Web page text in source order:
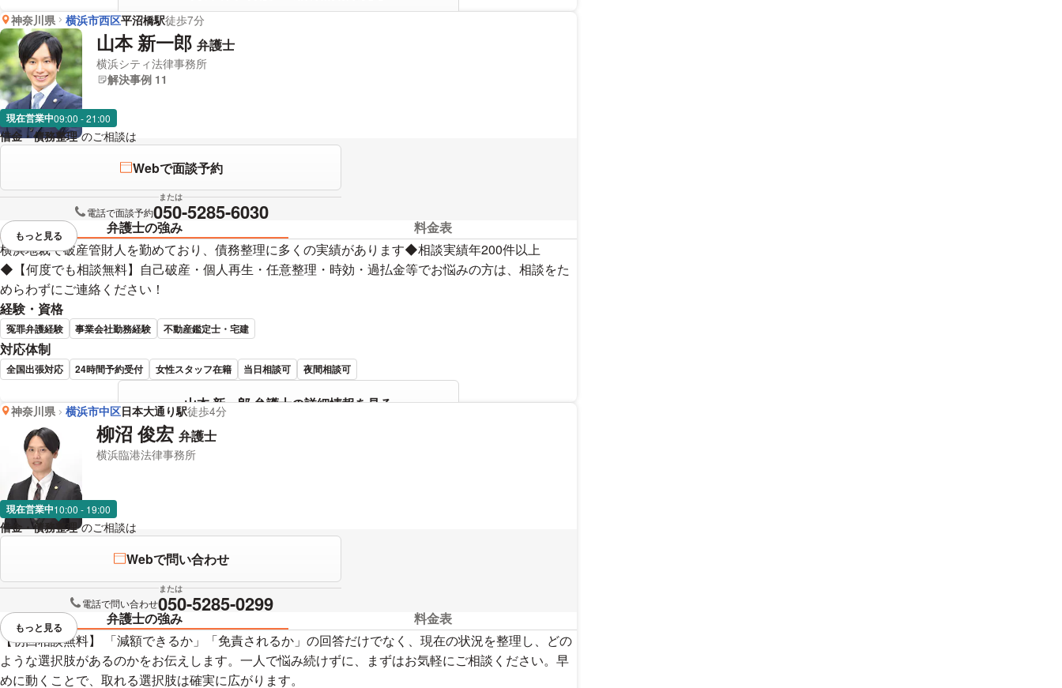
神奈川県 横浜市西区平沼橋駅徒歩7分
山本 新一郎 弁護士
横浜シティ法律事務所
解決事例 11
現在営業中09:00 - 21:00
借金・債務整理 のご相談は
Webで面談予約
または
電話で面談予約050-5285-6030
弁護士の強み
料金表
横浜地裁で破産管財人を勤めており、債務整理に多くの実績があります◆相談実績年200件以上
◆【何度でも相談無料】自己破産・個人再生・任意整理・時効・過払金等でお悩みの方は、相談をた
めらわずにご連絡ください！
経験・資格
冤罪弁護経験 事業会社勤務経験 不動産鑑定士・宅建
対応体制
全国出張対応 24時間予約受付 女性スタッフ在籍 当日相談可 夜間相談可
山本 新一郎 弁護士の詳細情報を見る
視覚的に省略されている要素を
もっと見る
神奈川県 横浜市中区日本大通り駅徒歩4分
柳沼 俊宏 弁護士
横浜臨港法律事務所
現在営業中10:00 - 19:00
借金・債務整理 のご相談は
Webで問い合わせ
または
電話で問い合わせ050-5285-0299
弁護士の強み
料金表
【初回相談無料】 「減額できるか」「免責されるか」の回答だけでなく、現在の状況を整理し、どの
ような選択肢があるのかをお伝えします。一人で悩み続けずに、まずはお気軽にご相談ください。早
めに動くことで、取れる選択肢は確実に広がります。
視覚的に省略されている要素を
もっと見る